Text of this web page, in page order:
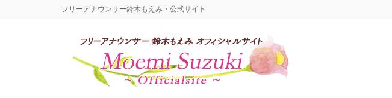
フリーアナウンサー鈴木もえみ・公式サイト